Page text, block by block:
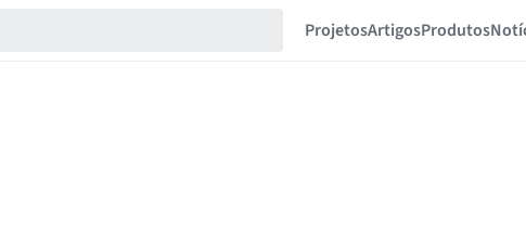
ProjetosArtigosProdutos